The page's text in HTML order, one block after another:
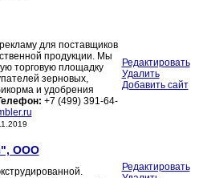
для поставщиков
продукции. Мы
торговую площадку
зерновых,
и удобрения
+7 (499) 391-64-
Редактировать
Удалить
Добавить сайт
ООО
Редактировать